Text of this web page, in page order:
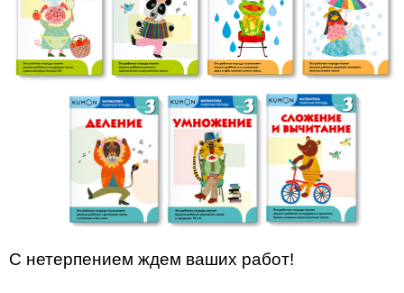
С нетерпением ждем ваших работ!